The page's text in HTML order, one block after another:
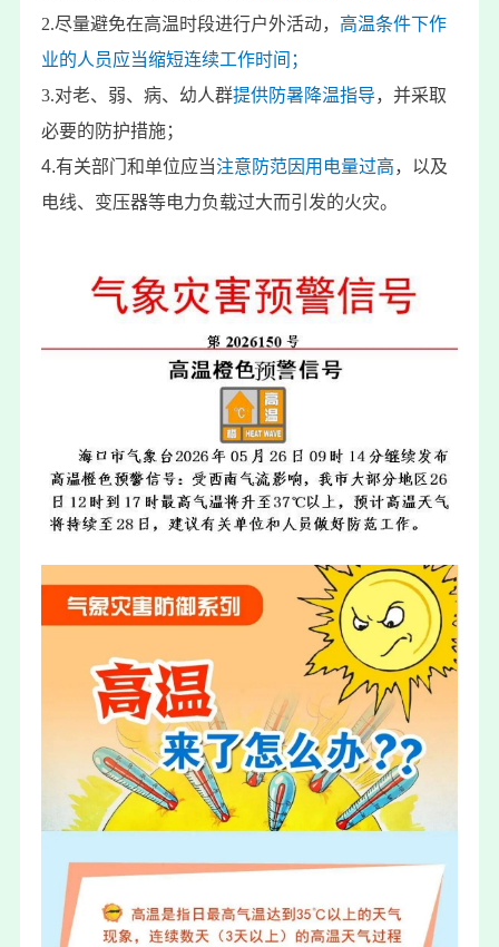
2.尽量避免在高温时段进行户外活动， 高温条件下作
业的人员应当缩短连续工作时间；
3.对老、弱、病、幼人群提供防暑降温指导，并采取
必要的防护措施；
4.有关部门和单位应当注意防范因用电量过高，以及
电线、变压器等电力负载过大而引发的火灾。